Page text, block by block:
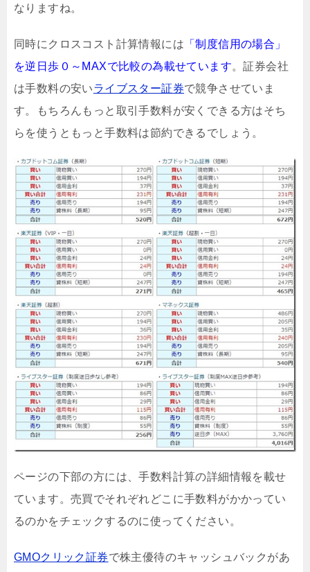
なりますね。
同時にクロスコスト計算情報には 「制度信用の場合」
を逆日歩０～MAXで比較の為載せています。証券会社
は手数料の安いライブスター証券で競争させていま
す。もちろんもっと取引手数料が安くできる方はそち
らを使うともっと手数料は節約できるでしょう。
ページの下部の方には、手数料計算の詳細情報を載せ
ています。売買でそれぞれどこに手数料がかかってい
るのかをチェックするのに使ってください。
GMOクリック証券で株主優待のキャッシュバックがあ